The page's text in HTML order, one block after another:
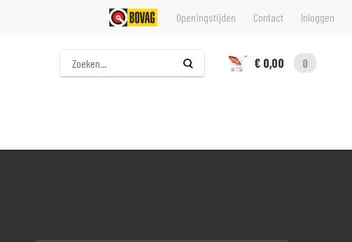
Openingstijden Contact Inloggen
Zoeken
€ 0,00
0